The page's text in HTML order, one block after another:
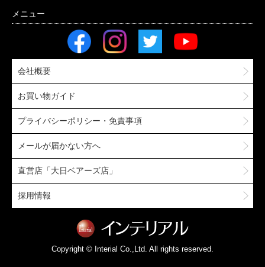
会社概要
お買い物ガイド
プライバシーポリシー・免責事項
メールが届かない方へ
直営店「大日ベアーズ店」
採用情報
Copyright © Interial Co.,Ltd. All rights reserved.